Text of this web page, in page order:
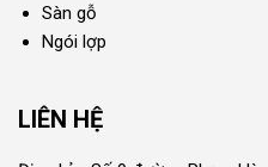
Sàn gỗ
Ngói lợp
LIÊN HỆ